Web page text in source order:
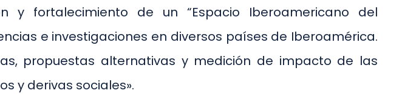
y fortalecimiento de un “Espacio Iberoamericano del
e investigaciones en diversos países de Iberoamérica.
propuestas alternativas y medición de impacto de las
y derivas sociales».